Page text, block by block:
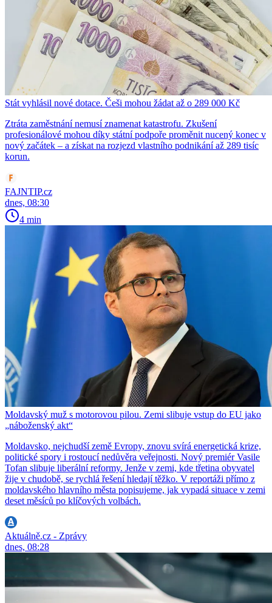
Stát vyhlásil nové dotace. Češi mohou žádat až o 289 000 Kč
Ztráta zaměstnání nemusí znamenat katastrofu. Zkušení
profesionálové mohou díky státní podpoře proměnit nucený konec v
nový začátek – a získat na rozjezd vlastního podnikání až 289 tisíc
korun.
FAJNTIP.cz
dnes, 08:30
4 min
Moldavský muž s motorovou pilou. Zemi slibuje vstup do EU jako
„náboženský akt“
Moldavsko, nejchudší země Evropy, znovu svírá energetická krize,
politické spory i rostoucí nedůvěra veřejnosti. Nový premiér Vasile
Tofan slibuje liberální reformy. Jenže v zemi, kde třetina obyvatel
žije v chudobě, se rychlá řešení hledají těžko. V reportáži přímo z
moldavského hlavního města popisujeme, jak vypadá situace v zemi
deset měsíců po klíčových volbách.
Aktuálně.cz - Zprávy
dnes, 08:28